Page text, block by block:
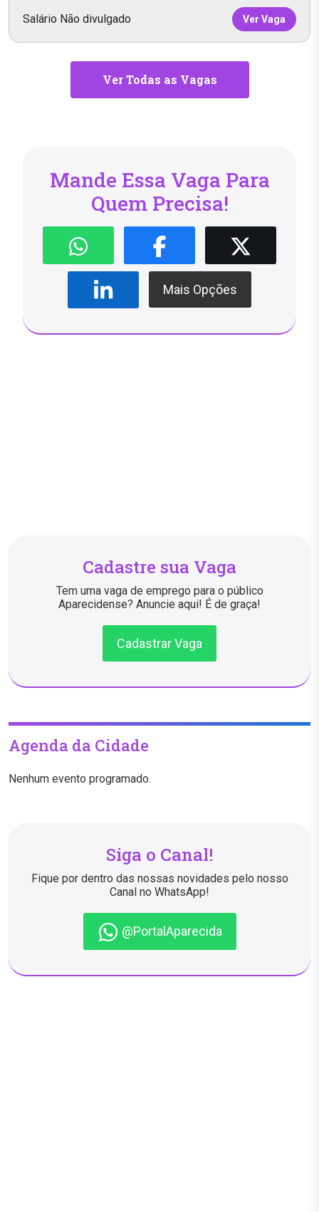
Salário Não divulgado Ver Vaga
Ver Todas as Vagas
Mande Essa Vaga Para
Quem Precisa!
Mais Opções
Cadastre sua Vaga
Tem uma vaga de emprego para o público
Aparecidense? Anuncie aqui! É de graça!
Cadastrar Vaga
Agenda da Cidade
Nenhum evento programado.
Siga o Canal!
Fique por dentro das nossas novidades pelo nosso
Canal no WhatsApp!
@PortalAparecida